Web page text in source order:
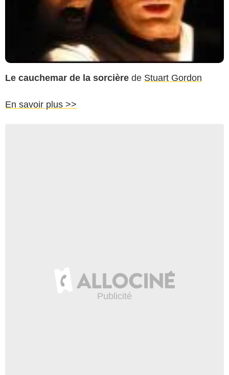
Le cauchemar de la sorcière de Stuart Gordon
En savoir plus >>